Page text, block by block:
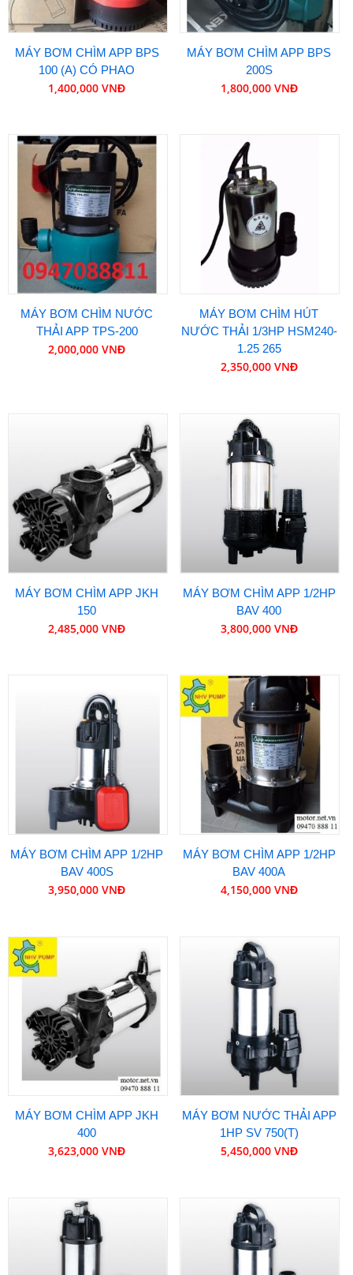
MÁY BƠM CHÌM APP BPS
100 (A) CÓ PHAO
1,400,000 VNĐ
MÁY BƠM CHÌM APP BPS
200S
1,800,000 VNĐ
MÁY BƠM CHÌM NƯỚC
THẢI APP TPS-200
2,000,000 VNĐ
MÁY BƠM CHÌM HÚT
NƯỚC THẢI 1/3HP HSM240-
1.25 265
2,350,000 VNĐ
MÁY BƠM CHÌM APP JKH
150
2,485,000 VNĐ
MÁY BƠM CHÌM APP 1/2HP
BAV 400
3,800,000 VNĐ
MÁY BƠM CHÌM APP 1/2HP
BAV 400S
3,950,000 VNĐ
MÁY BƠM CHÌM APP 1/2HP
BAV 400A
4,150,000 VNĐ
MÁY BƠM CHÌM APP JKH
400
3,623,000 VNĐ
MÁY BƠM NƯỚC THẢI APP
1HP SV 750(T)
5,450,000 VNĐ